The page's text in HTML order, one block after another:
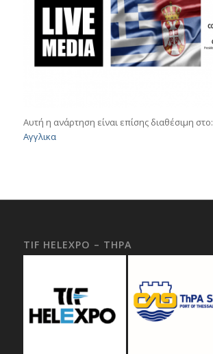
Αυτή η ανάρτηση είναι επίσης διαθέσιμη στο:
Αγγλικα
TIF HELEXPO – THPA